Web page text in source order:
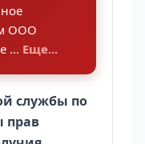
ООО
... Еще...
службы по
прав